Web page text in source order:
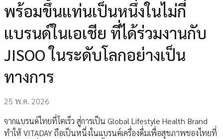
พร้อมขึ้นแท่นเป็นหนึ่งในไม่กี่
แบรนด์ในเอเชีย ที่ได้ร่วมงานกับ
JISOO ในระดับโลกอย่างเป็น
ทางการ
25 พ.ค. 2026
จากแบรนด์ไทยที่โตเร็ว สู่การเป็น Global Lifestyle Health Brand
ทำให้ VITADAY ถือเป็นหนึ่งในแบรนด์เครื่องดื่มเพื่อสุขภาพของไทยที่